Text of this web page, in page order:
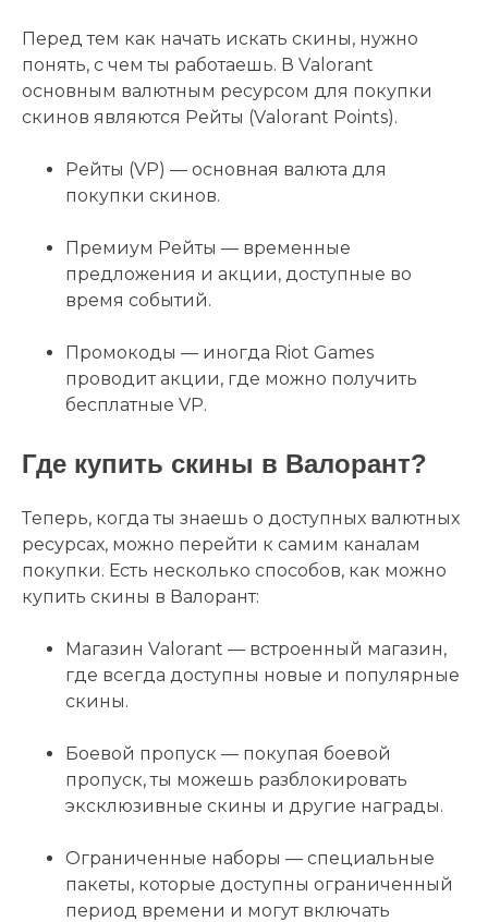
Перед тем как начать искать скины, нужно
понять, с чем ты работаешь. В Valorant
основным валютным ресурсом для покупки
скинов являются Рейты (Valorant Points).
Рейты (VP) — основная валюта для
покупки скинов.
Премиум Рейты — временные
предложения и акции, доступные во
время событий.
Промокоды — иногда Riot Games
проводит акции, где можно получить
бесплатные VP.
Где купить скины в Валорант?
Теперь, когда ты знаешь о доступных валютных
ресурсах, можно перейти к самим каналам
покупки. Есть несколько способов, как можно
купить скины в Валорант:
Магазин Valorant — встроенный магазин,
где всегда доступны новые и популярные
скины.
Боевой пропуск — покупая боевой
пропуск, ты можешь разблокировать
эксклюзивные скины и другие награды.
Ограниченные наборы — специальные
пакеты, которые доступны ограниченный
период времени и могут включать